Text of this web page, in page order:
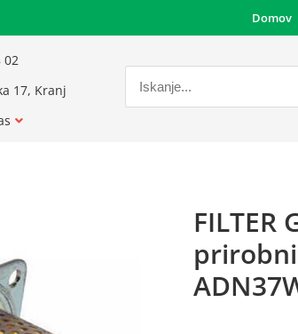
Domov
02
17, Kranj
FILTER